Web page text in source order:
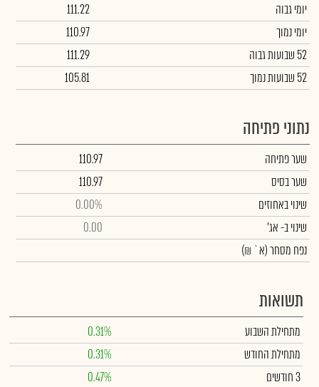
יומי גבוה
111.22
יומי נמוך
110.97
52 שבועות גבוה
111.29
52 שבועות נמוך
105.81
נתוני פתיחה
שער פתיחה
110.97
שער בסיס
110.97
שינוי באחוזים
0.00%
שינויב- אג'
0.00
נפח מסחר(א` ₪)
תשואות
מתחילת השבוע
0.31%
מתחילת החודש
0.31%
3 חודשים
0.47%